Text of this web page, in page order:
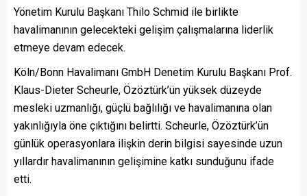
Yönetim Kurulu Başkanı Thilo Schmid ile birlikte
havalimanının gelecekteki gelişim çalışmalarına liderlik
etmeye devam edecek.
Köln/Bonn Havalimanı GmbH Denetim Kurulu Başkanı Prof.
Klaus-Dieter Scheurle, Özöztürk’ün yüksek düzeyde
mesleki uzmanlığı, güçlü bağlılığı ve havalimanına olan
yakınlığıyla öne çıktığını belirtti. Scheurle, Özöztürk’ün
günlük operasyonlara ilişkin derin bilgisi sayesinde uzun
yıllardır havalimanının gelişimine katkı sunduğunu ifade
etti.